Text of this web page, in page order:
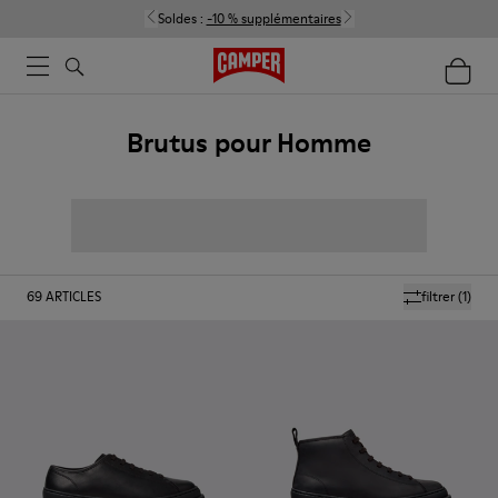
Soldes : -10 % supplémentaires
Brutus pour Homme
filtrer(1)
69ARTICLES